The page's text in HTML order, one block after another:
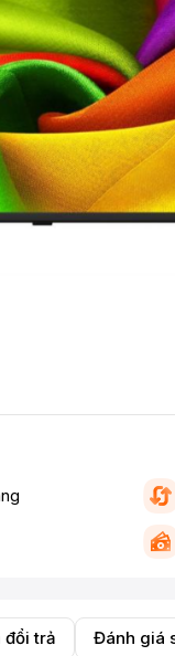
đổi trả Đánh giá